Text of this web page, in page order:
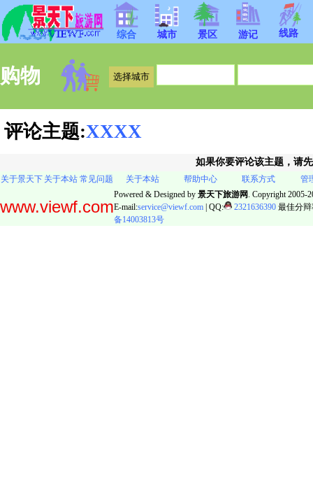
综合 城市 景区 游记 线路
购物
评论主题:XXXX
如果你要评论该主题，请
关于景天下 关于本站 常见问题 关于本站 帮助中心 联系方式 管
www.viewf.com
Powered & Designed by 景天下旅游网 . Copyright 2005-
E-mail:service@viewf.com | QQ: 2321636390 最佳分
备14003813号